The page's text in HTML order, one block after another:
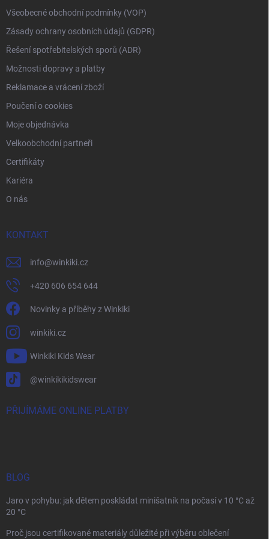
Všeobecné obchodní podmínky (VOP)
Zásady ochrany osobních údajů (GDPR)
Řešení spotřebitelských sporů (ADR)
Možnosti dopravy a platby
Reklamace a vrácení zboží
Poučení o cookies
Moje objednávka
Velkoobchodní partneři
Certifikáty
Kariéra
O nás
KONTAKT
info@winkiki.cz
+420 606 654 644
Novinky a příběhy z Winkiki
winkiki.cz
Winkiki Kids Wear
@winkikikidswear
PŘIJÍMÁME ONLINE PLATBY
BLOG
Jaro v pohybu: jak dětem poskládat minišatník na počasí v 10 °C až
20 °C
Proč jsou certifikované materiály důležité při výběru oblečení